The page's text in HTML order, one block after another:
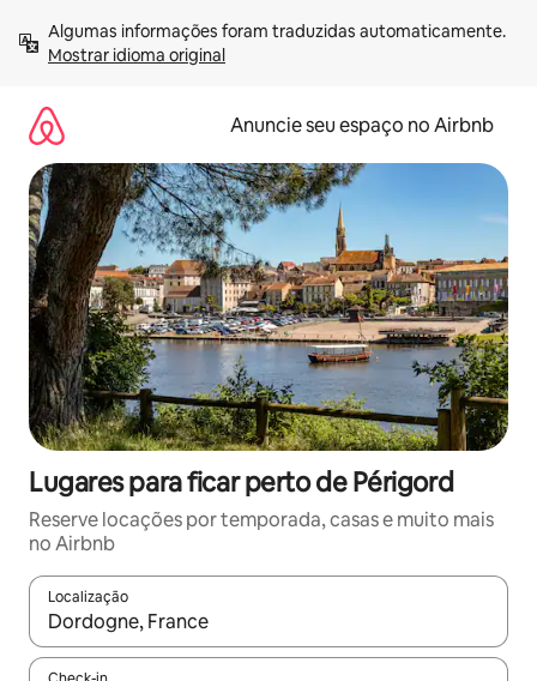
para
Mostrar idioma original
Anuncie seu espaço no Airbnb
Lugares para ficar perto de Périgord
Reserve locações por temporada, casas e muito mais
no Airbnb
Localização
Quando os resultados estiverem disponíveis, explore-os